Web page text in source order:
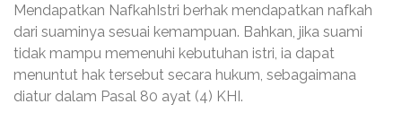
Mendapatkan NafkahIstri berhak mendapatkan nafkah
dari suaminya sesuai kemampuan. Bahkan, jika suami
tidak mampu memenuhi kebutuhan istri, ia dapat
menuntut hak tersebut secara hukum, sebagaimana
diatur dalam Pasal 80 ayat (4) KHI.